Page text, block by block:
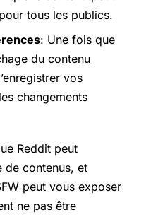
tous les publics.
: Une fois que
du contenu
vos
changements
Reddit peut
de contenus, et
peut vous exposer
ne pas être